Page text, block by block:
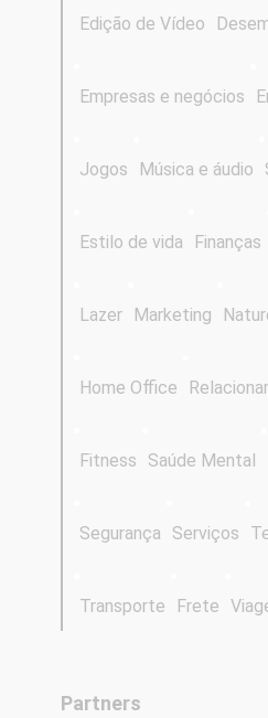
Edição de Vídeo
Empresas e negócios
Jogos Música e áudio
Estilo de vida Finanças
Lazer Marketing
Home Office
Fitness Saúde Mental
Segurança Serviços
Transporte Frete
Partners